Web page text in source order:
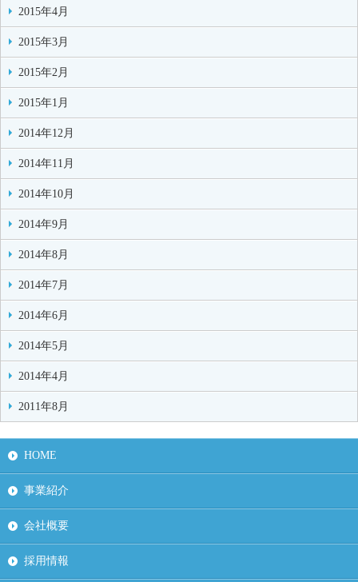
2015年4月
2015年3月
2015年2月
2015年1月
2014年12月
2014年11月
2014年10月
2014年9月
2014年8月
2014年7月
2014年6月
2014年5月
2014年4月
2011年8月
HOME
事業紹介
会社概要
採用情報